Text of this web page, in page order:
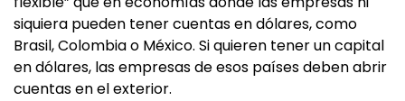
siquiera pueden tener cuentas en dólares, como
Brasil, Colombia o México. Si quieren tener un capital
en dólares, las empresas de esos países deben abrir
cuentas en el exterior.